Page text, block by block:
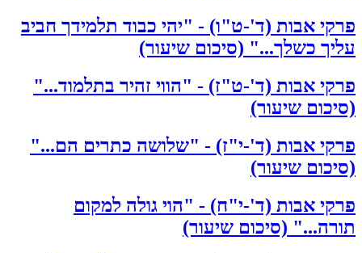
פרקי אבות (ד'-ט"ו) - "יהי כבוד תלמידך חביב
עליך כשלך..." (סיכום שיעור)
פרקי אבות (ד'-ט"ז) - "הווי זהיר בתלמוד..."
(סיכום שיעור)
פרקי אבות (ד'-י"ז) - "שלושה כתרים הם..."
(סיכום שיעור)
פרקי אבות (ד'-י"ח) - "הוי גולה למקום
תורה..." (סיכום שיעור)